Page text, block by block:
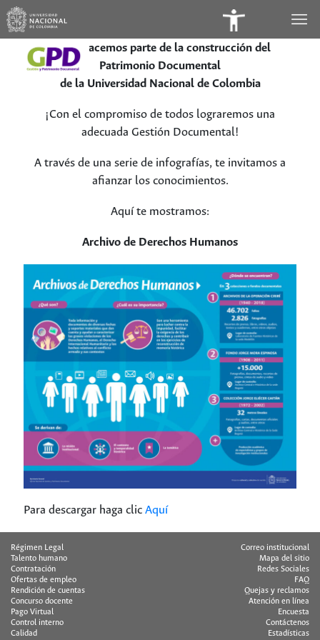
de
Todos hacemos parte de la construcción del
Patrimonio Documental
de la Universidad Nacional de Colombia
¡Con el compromiso de todos lograremos una
adecuada Gestión Documental!
A través de una serie de infografías, te invitamos a
afianzar los conocimientos.
Aquí te mostramos:
Archivo de Derechos Humanos
Para descargar haga clic Aquí
Régimen Legal
Talento humano
Contratación
Ofertas de empleo
Rendición de cuentas
Concurso docente
Pago Virtual
Control interno
Calidad
Correo institucional
Mapa del sitio
Redes Sociales
FAQ
Quejas y reclamos
Atención en línea
Encuesta
Contáctenos
Estadísticas